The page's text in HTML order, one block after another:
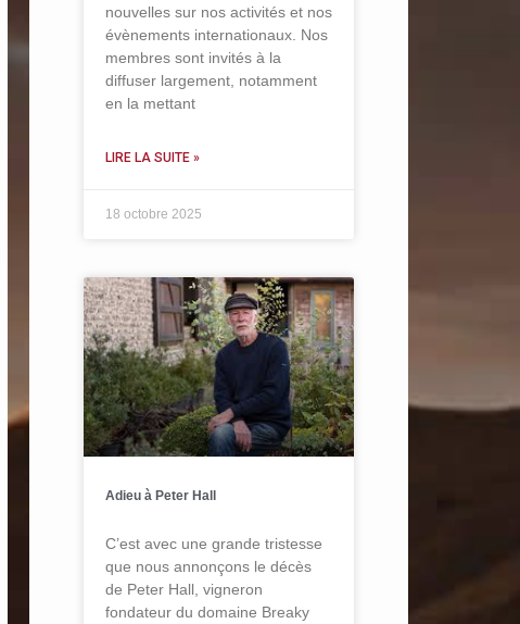
nouvelles sur nos activités et nos
évènements internationaux. Nos
membres sont invités à la
diffuser largement, notamment
en la mettant
LIRE LA SUITE »
18 octobre 2025
Adieu à Peter Hall
C’est avec une grande tristesse
que nous annonçons le décès
de Peter Hall, vigneron
fondateur du domaine Breaky